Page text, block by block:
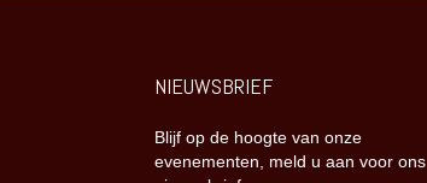
NIEUWSBRIEF
Blijf op de hoogte van onze
evenementen, meld u aan voor ons